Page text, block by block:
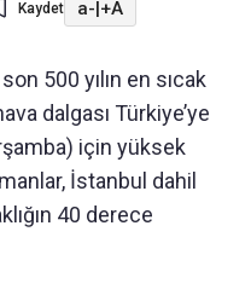
Kaydet a-|+A
500 yılın en sıcak
dalgası Türkiye’ye
için yüksek
İstanbul dahil
40 derece